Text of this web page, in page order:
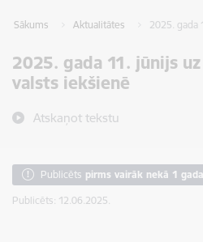
Sākums Aktualitātes 2025. gada
2025. gada 11. jūnijs
valsts iekšienē
Atskaņot tekstu
Publicēts pirms vairāk nekā 1 gada
Publicēts: 12.06.2025.